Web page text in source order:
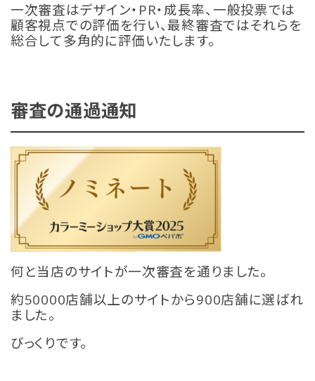
一次審査はデザイン・PR・成長率、一般投票では
顧客視点での評価を行い、最終審査ではそれらを
総合して多角的に評価いたします。
審査の通過通知
何と当店のサイトが一次審査を通りました。
約50000店舗以上のサイトから900店舗に選ばれ
ました。
びっくりです。